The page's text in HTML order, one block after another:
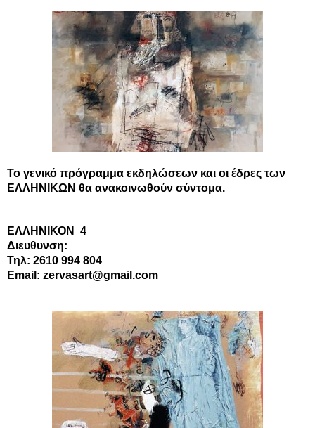
Το γενικό πρόγραμμα εκδηλώσεων και οι έδρες των
ΕΛΛΗΝΙΚΩΝ θα ανακοινωθούν σύντομα.
ΕΛΛΗΝΙΚΟΝ 4
Διευθυνση:
Τηλ: 2610 994 804
Email: zervasart@gmail.com